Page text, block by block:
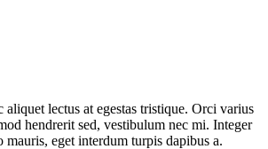
lectus at egestas tristique. Orci varius
hendrerit sed, vestibulum nec mi. Integer
eget interdum turpis dapibus a.